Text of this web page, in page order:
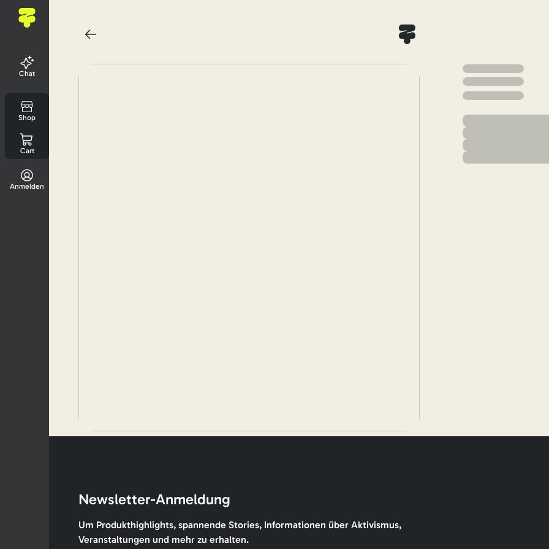
Chat
Shop
Cart
Anmelden
Newsletter-Anmeldung
Um Produkthighlights, spannende Stories, Informationen über Aktivismus,
Veranstaltungen und mehr zu erhalten.